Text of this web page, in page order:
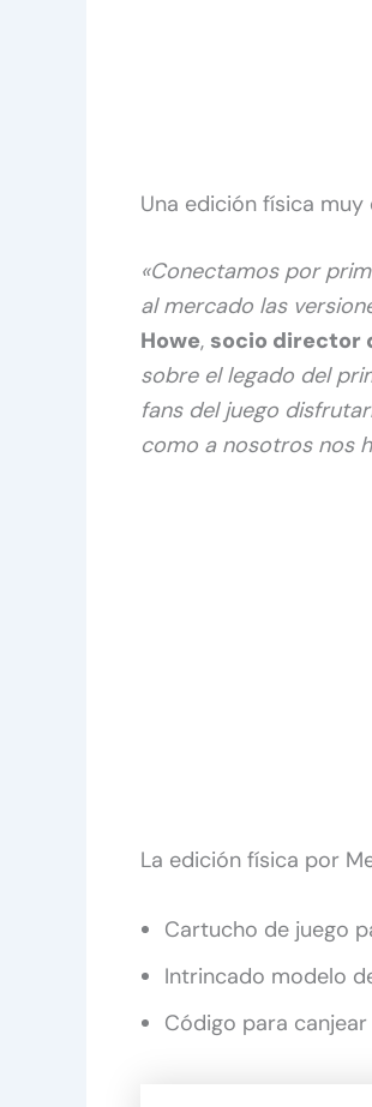
Una edición física
«Conectamos por
al mercado las
Howe, socio director
sobre el legado del
fans del juego
como a nosotros nos
La edición física por
Cartucho de juego
Intrincado modelo
Código para